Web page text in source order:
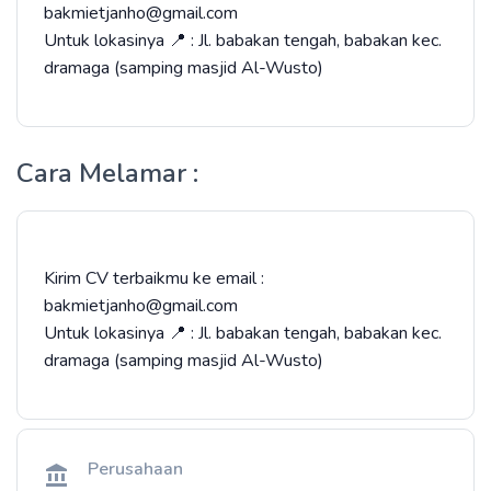
bakmietjanho@gmail.com
Untuk lokasinya 📍 : Jl. babakan tengah, babakan kec.
dramaga (samping masjid Al-Wusto)
Cara Melamar :
Kirim CV terbaikmu ke email :
bakmietjanho@gmail.com
Untuk lokasinya 📍 : Jl. babakan tengah, babakan kec.
dramaga (samping masjid Al-Wusto)
Perusahaan